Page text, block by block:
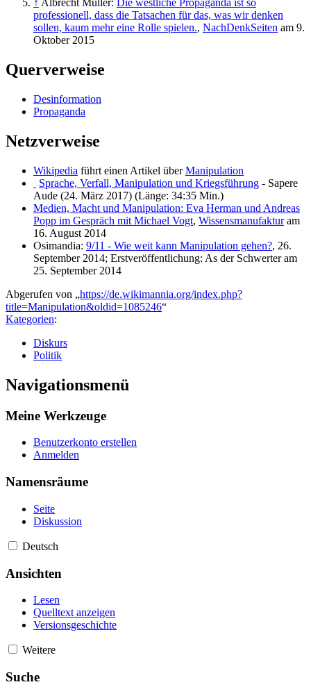
↑ Albrecht Müller:
Die westliche Propaganda ist so
professionell, dass die Tatsachen für das, was wir denken
sollen, kaum mehr eine Rolle spielen., NachDenkSeiten am 9.
Oktober 2015
Querverweise
Desinformation
Propaganda
Netzverweise
Wikipedia führt einen Artikel überManipulation
Sprache, Verfall, Manipulation und Kriegsführung - Sapere
Aude (24. März 2017) (Länge: 34:35 Min.)
Medien, Macht und Manipulation: Eva Herman und Andreas
Popp im Gespräch mit Michael Vogt, Wissensmanufakturam
16. August 2014
Osimandia: 9/11 - Wie weit kann Manipulation gehen?, 26.
September 2014; Erstveröffentlichung: As der Schwerter am
25. September 2014
Abgerufen von „https://de.wikimannia.org/index.php?
title=Manipulation&oldid=1085246“
Kategorien:
Diskurs
Politik
Navigationsmenü
Meine Werkzeuge
Benutzerkonto erstellen
Anmelden
Namensräume
Seite
Diskussion
Deutsch
Ansichten
Lesen
Quelltext anzeigen
Versionsgeschichte
Weitere
Suche